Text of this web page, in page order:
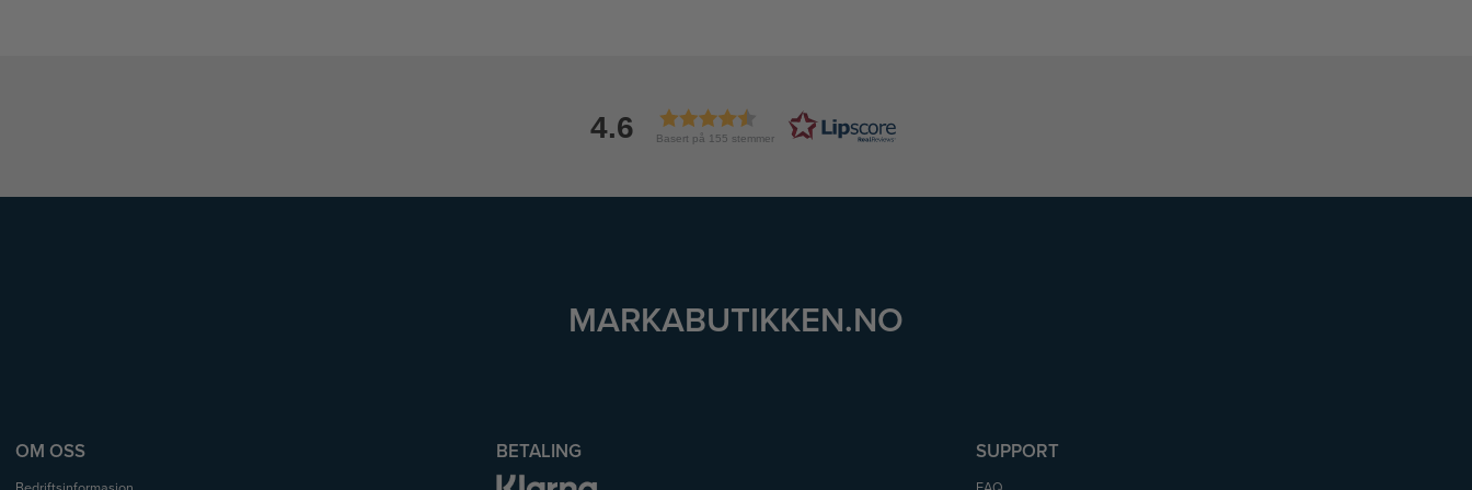
4.6 Basert på 155 stemmer
MARKABUTIKKEN.NO
OM OSS BETALING SUPPORT